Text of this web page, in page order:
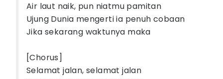
Air laut naik, pun niatmu pamitan
Ujung Dunia mengerti ia penuh cobaan
Jika sekarang waktunya maka
[Chorus]
Selamat jalan, selamat jalan